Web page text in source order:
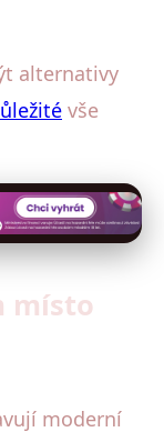
alternativy
vše
místo
moderní